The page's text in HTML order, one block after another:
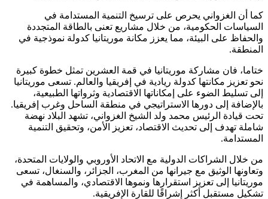
كما أن الغزواني يحرص على ترسيخ التنمية المستدامة في
السياسات الحكومية، من خلال مشاريع تعنى بالطاقة المتجددة
والحفاظ على البيئة، مما يعزز مكانة موريتانيا كدولة نموذجية في
المنطقة.
ختاما، فان مشاركة موريتانيا في قمة العشرين تمثل خطوة كبيرة
نحو تعزيز مكانتها كدولة ريادية في إفريقيا والعالم. تسعى موريتانيا
إلى تسليط الضوء على إمكاناتها الاقتصادية وثرواتها الطبيعية،
بالإضافة إلى دورها الاستراتيجي في منطقة الساحل وغرب إفريقيا.
تحت قيادة الرئيس محمد ولد الشيخ الغزواني، تشهد البلاد نهضة
شاملة تهدف إلى تحديث الاقتصاد، تعزيز الأمن، وتحقيق التنمية
المستدامة.
من خلال الشراكات الدولية مع الاتحاد الأوروبي والولايات المتحدة،
وتعاونها الوثيق مع جيرانها من المغرب، الجزائر، والسنغال، تسعى
موريتانيا إلى تعزيز استقرارها ونموها الاقتصادي، والمساهمة في
تشكيل مستقبل أكثر إشراقًا للقارة الإفريقية.